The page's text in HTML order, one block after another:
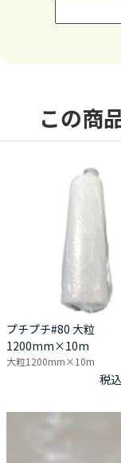
この商
プチプチ#80 大粒
1200mm×10m
大粒1200mm×10m
税込